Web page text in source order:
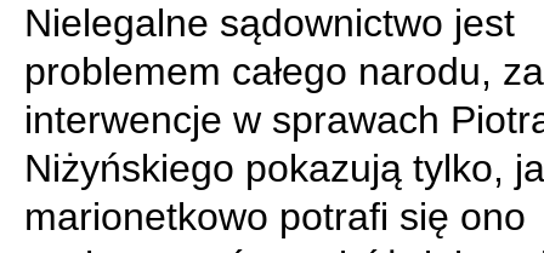
Nielegalne sądownictwo jest
problemem całego narodu,
interwencje w sprawach
Niżyńskiego pokazują tylko,
marionetkowo potrafi się ono